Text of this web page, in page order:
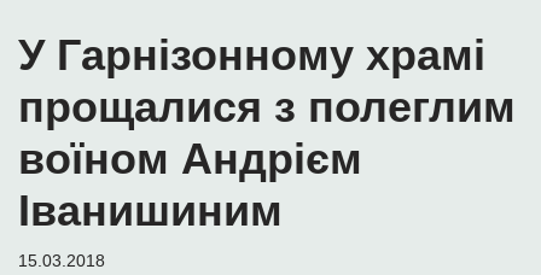
У Гарнізонному храмі
прощалися з полеглим
воїном Андрієм
Іванишиним
15.03.2018